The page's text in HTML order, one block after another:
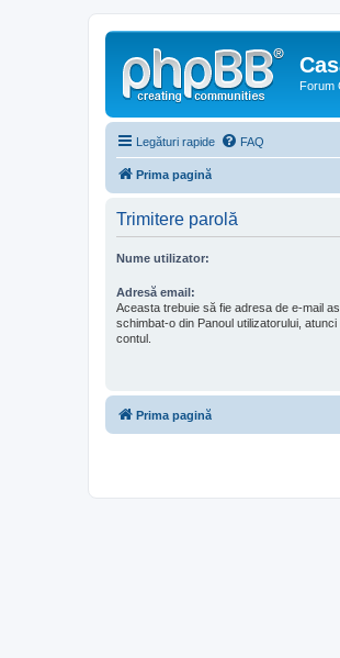
Forum
Legături rapide FAQ
Prima pagină
Trimitere parolă
Nume utilizator:
Adresă email:
Aceasta trebuie să fie adresa de e-mail
schimbat-o din Panoul utilizatorului,
contul.
Prima pagină